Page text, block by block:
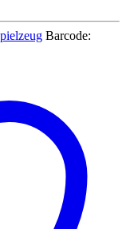
Barcode: